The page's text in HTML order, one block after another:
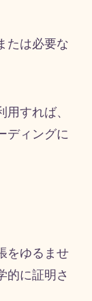
たは必要な
すれば、
ディングに
をゆるませ
的に証明さ